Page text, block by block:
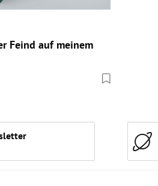
Feind auf meinem